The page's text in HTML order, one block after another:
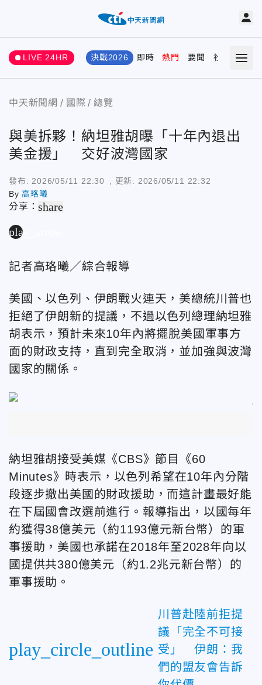
LIVE 24HR 決戰2026 即時 熱門 要聞 社會 娛樂
中天新聞網 國際 總覽
與美拆夥！納坦雅胡曝「十年內退出
美金援」 交好波灣國家
發布: 2026/05/11 22:30 , 更新: 2026/05/11 22:32
By高珞曦
分享：share
play_arrow
記者高珞曦／綜合報導
美國、以色列、伊朗戰火連天，美總統川普也
拒絕了伊朗新的提議，不過以色列總理納坦雅
胡表示，預計未來10年內將擺脫美國軍事方
面的財政支持，直到完全取消，並加強與波灣
國家的關係。
納坦雅胡接受美媒《CBS》節目《60
Minutes》時表示，以色列希望在10年內分階
段逐步撤出美國的財政援助，而這計畫最好能
在下屆國會改選前進行。報導指出，以國每年
約獲得38億美元（約1193億元新台幣）的軍
事援助，美國也承諾在2018年至2028年向以
國提供共380億美元（約1.2兆元新台幣）的
軍事援助。
play_circle_outline
川普赴陸前拒提
議「完全不可接
受」 伊朗：我
們的盟友會告訴